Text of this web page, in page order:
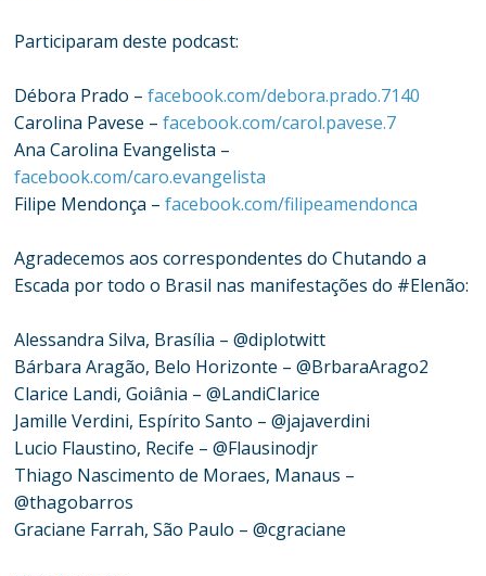
Participaram deste podcast:
Débora Prado –facebook.com/debora.prado.7140
Carolina Pavese –facebook.com/carol.pavese.7
Ana Carolina Evangelista –
facebook.com/caro.evangelista
Filipe Mendonça –facebook.com/filipeamendonca
Agradecemos aos correspondentes do Chutando a
Escada por todo o Brasil nas manifestações do #Elenão:
Alessandra Silva, Brasília – @diplotwitt
Bárbara Aragão, Belo Horizonte – @BrbaraArago2
Clarice Landi, Goiânia – @LandiClarice
Jamille Verdini, Espírito Santo – @jajaverdini
Lucio Flaustino, Recife – @Flausinodjr
Thiago Nascimento de Moraes, Manaus –
@thagobarros
Graciane Farrah, São Paulo – @cgraciane